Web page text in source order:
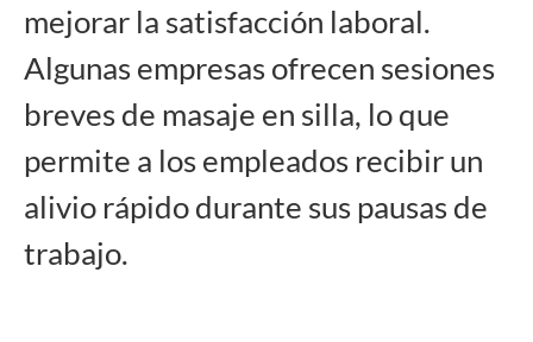
mejorar la satisfacción laboral.
Algunas empresas ofrecen sesiones
breves de masaje en silla, lo que
permite a los empleados recibir un
alivio rápido durante sus pausas de
trabajo.